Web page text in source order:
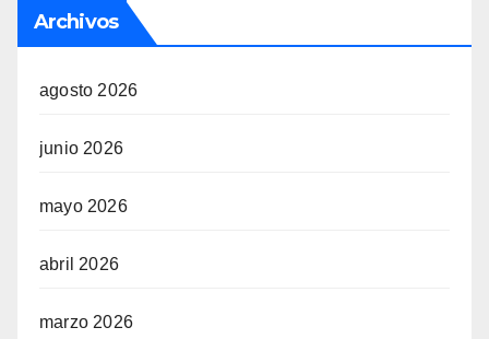
Archivos
agosto 2026
junio 2026
mayo 2026
abril 2026
marzo 2026